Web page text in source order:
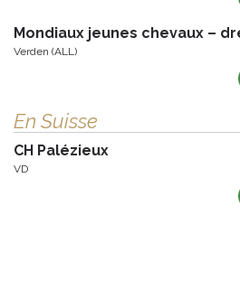
Mondiaux jeunes chevaux –
Verden (ALL)
En Suisse
CH Palézieux
VD